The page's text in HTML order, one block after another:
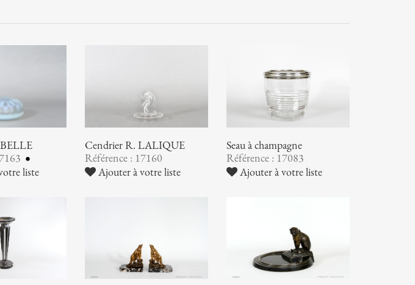
liste
Cendrier R. LALIQUE
Référence : 17160
Ajouter à votre liste
Seau à champagne
Référence : 17083
Ajouter à votre liste